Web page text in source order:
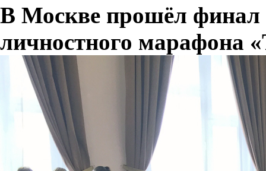
В Москве прошёл финал
личностного марафона